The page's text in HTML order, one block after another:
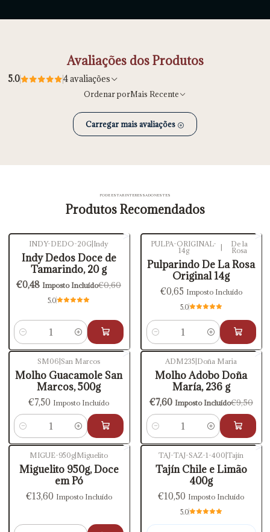
Avaliações dos Produtos
5.0 4 avaliações
Ordenar porMais Recente
Carregar mais avaliações
PODE ESTAR INTERESSADO NESTES
Produtos Recomendados
INDY-DEDO-20G Indy
Indy Dedos Doce de
Tamarindo, 20 g
€0,48 Imposto Incluído€0,60
5.0
Quantidade
PULPA-ORIGINAL-
14g | De la
Rosa
Pulparindo De La Rosa
Original 14g
€0,65 Imposto Incluído
5.0
Quantidade
SM06 San Marcos
Molho Guacamole San
Marcos, 500g
€7,50 Imposto Incluído
Quantidade
DESCONTO
ADM235 Doña Maria
Molho Adobo Doña
María, 236 g
€7,60 Imposto Incluído€9,50
Quantidade
MIGUE-950g|Miguelito
Miguelito 950g, Doce
em Pó
€13,60 Imposto Incluído
TAJ-TAJ-SAZ-1-400|Tajín
Tajín Chile e Limão
400g
€10,50 Imposto Incluído
5.0